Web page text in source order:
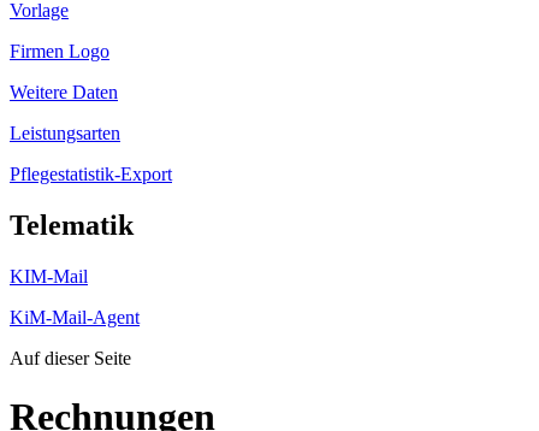
Vorlage
Firmen Logo
Weitere Daten
Leistungsarten
Pflegestatistik-Export
Telematik
KIM-Mail
KiM-Mail-Agent
Auf dieser Seite
Rechnungen